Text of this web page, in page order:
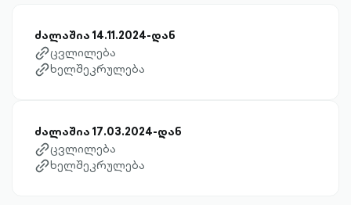
ძალაშია 14.11.2024-დან
link-diagonal-outlined
ცვლილება
link-diagonal-outlined
ხელშეკრულება
ძალაშია 17.03.2024-დან
link-diagonal-outlined
ცვლილება
link-diagonal-outlined
ხელშეკრულება